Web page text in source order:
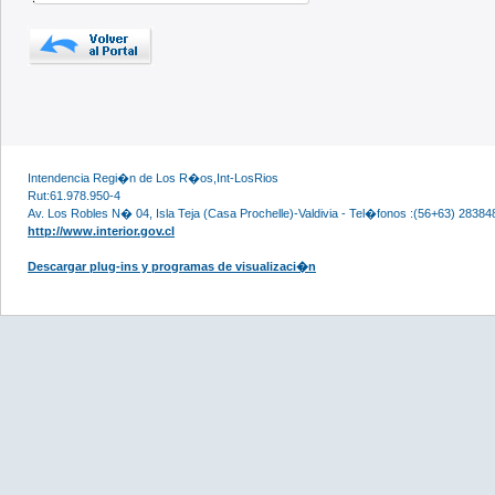
Intendencia Regi�n de Los R�os,Int-LosRios
Rut:61.978.950-4
Av. Los Robles N� 04, Isla Teja (Casa Prochelle)-Valdivia - Tel�fonos :(56+63)
http://www.interior.gov.cl
Descargar plug-ins y programas de visualizaci�n